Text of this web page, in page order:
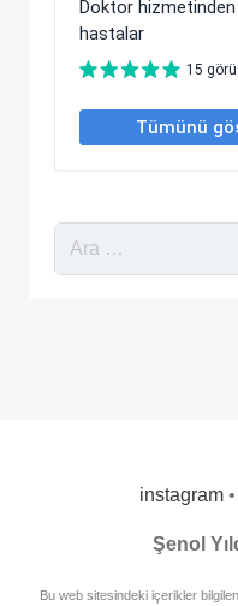
instagram•
Şenol
Bu web sitesindeki içerikler